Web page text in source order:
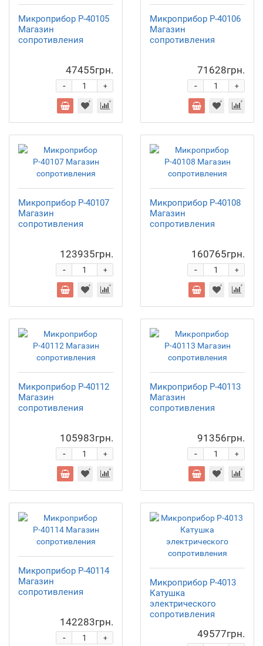
Микроприбор Р-40105
Магазин
сопротивления
47455грн.
+
-
Микроприбор Р-40106
Магазин
сопротивления
71628грн.
+
-
Микроприбор Р-40107
Магазин
сопротивления
123935грн.
+
-
Микроприбор Р-40108
Магазин
сопротивления
160765грн.
+
-
Микроприбор Р-40112
Магазин
сопротивления
105983грн.
+
-
Микроприбор Р-40113
Магазин
сопротивления
91356грн.
+
-
Микроприбор Р-40114
Магазин
сопротивления
142283грн.
+
-
Микроприбор Р-4013
Катушка
электрического
сопротивления
49577грн.